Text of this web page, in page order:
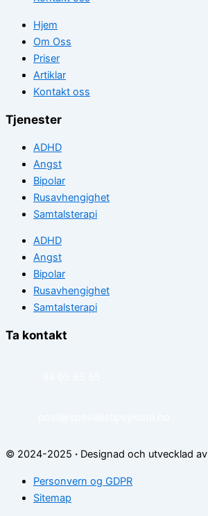
Hjem
Om Oss
Priser
Artiklar
Kontakt oss
Tjenester
ADHD
Angst
Bipolar
Rusavhengighet
Samtalsterapi
ADHD
Angst
Bipolar
Rusavhengighet
Samtalsterapi
Ta kontakt
© 2024-2025 · Designad och utvecklad av
Personvern og GDPR
Sitemap